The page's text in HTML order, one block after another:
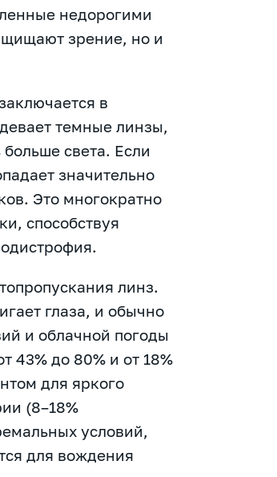
недорогими
зрение, но и
в
темные линзы,
света. Если
значительно
Это многократно
способствуя
линз.
глаза, и обычно
и облачной погоды
43% до 80% и от 18%
для яркого
(8–18%
условий,
для вождения